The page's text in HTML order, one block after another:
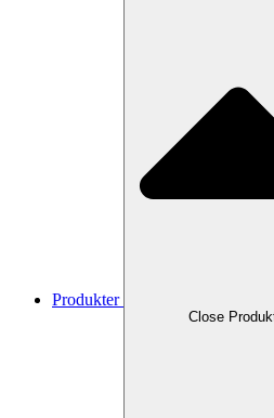
Produkter
Close